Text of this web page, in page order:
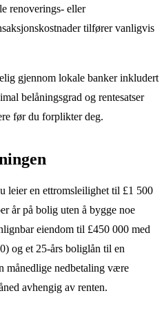
renoverings- eller
tilfører vanligvis
gjennom lokale banker inkludert
belåningsgrad og rentesatser
før du forplikter deg.
leier en ettromsleilighet til £1 500
år på bolig uten å bygge noe
eiendom til £450 000 med
og et 25-års boliglån til en
månedlige nedbetaling være
avhengig av renten.